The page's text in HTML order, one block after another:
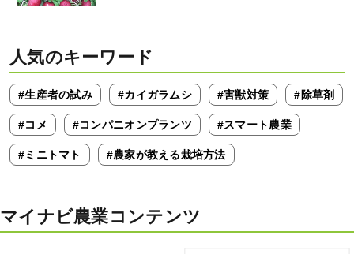
人気のキーワード
#生産者の試み #カイガラムシ #害獣対策 #除草剤
#コメ #コンパニオンプランツ #スマート農業
#ミニトマト #農家が教える栽培方法
マイナビ農業コンテンツ